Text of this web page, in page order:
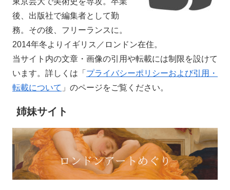
後、出版社で編集者として勤
務。その後、フリーランスに。
2014年冬よりイギリス／ロンドン在住。
当サイト内の文章・画像の引用や転載には制限を設けて
います。詳しくは「 プライバシーポリシーおよび引用・
転載について 」のページをご覧ください。
姉妹サイト